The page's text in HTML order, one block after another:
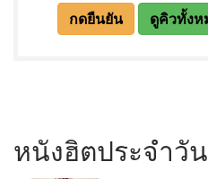
หนังฮิตประจำวัน